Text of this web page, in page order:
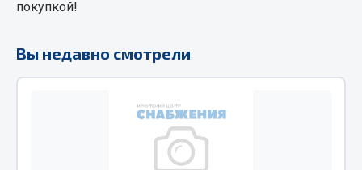
Хомуты
покупкой!
Вы недавно смотрели